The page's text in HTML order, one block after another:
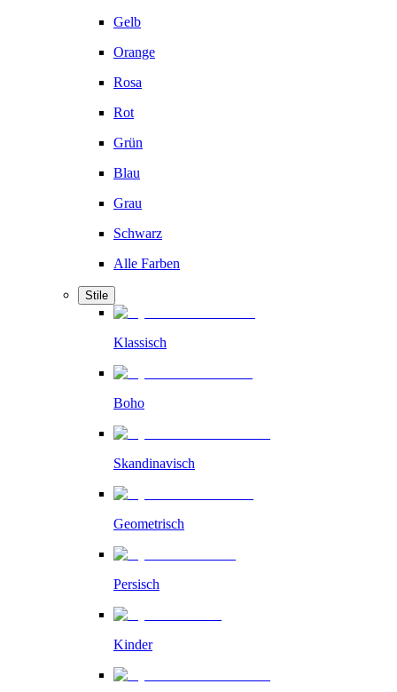
Gelb
Orange
Rosa
Rot
Grün
Blau
Grau
Schwarz
Alle Farben
Stile
Klassisch
Boho
Skandinavisch
Geometrisch
Persisch
Kinder